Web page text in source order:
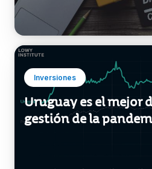
Inversiones
Uruguay es el mejor
gestión de la